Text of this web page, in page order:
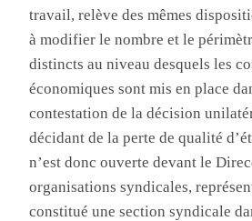
travail, relève des mêmes
à modifier le nombre et le
distincts au niveau desquels les
économiques sont mis en place
contestation de la décision
décidant de la perte de qualité
n’est donc ouverte devant le
organisations syndicales,
constitué une section syndicale